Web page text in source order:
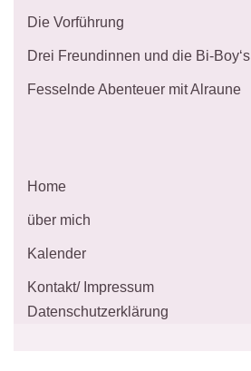
Die Vorführung
Drei Freundinnen und die Bi-Boy‘s
Fesselnde Abenteuer mit Alraune
Home
über mich
Kalender
Kontakt/ Impressum
Datenschutzerklärung